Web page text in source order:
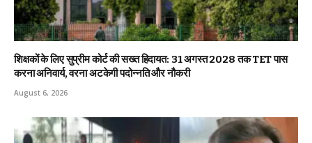
शिक्षकों के लिए सुप्रीम कोर्ट की सख्त हिदायत: 31 अगस्त 2028 तक TET पास
करना अनिवार्य, वरना अटकेगी पदोन्नति और नौकरी
August 6, 2026